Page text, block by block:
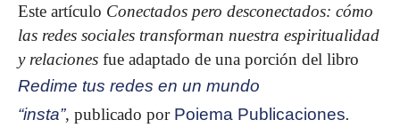
Este artículo Conectados pero desconectados: cómo
las redes sociales transforman nuestra espiritualidad
y relaciones fue adaptado de una porción del libro
Redime tus redes en un mundo
“insta”, publicado por Poiema Publicaciones.